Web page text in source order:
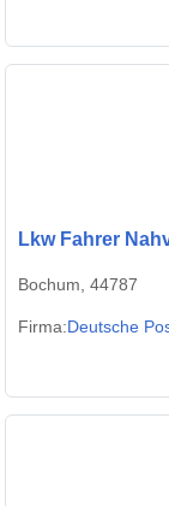
Lkw Fahrer
Bochum, 44787
Firma:Deutsche